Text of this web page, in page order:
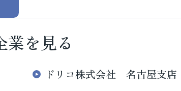
業を見る
ドリコ株式会社 名古屋支店